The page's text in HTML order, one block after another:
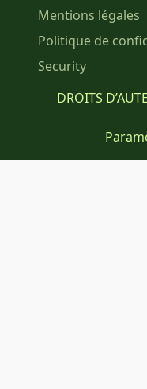
Mentions légales
Politique de
Security
DROITS